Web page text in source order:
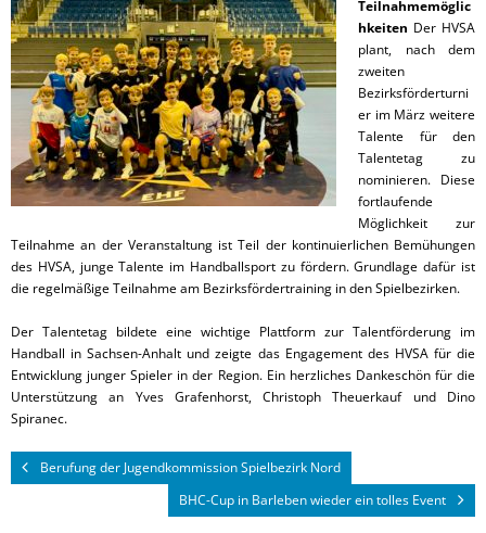
Teilnahmemöglic
hkeiten Der HVSA
plant, nach dem
zweiten
Bezirksförderturni
er im März weitere
Talente für den
Talentetag zu
nominieren. Diese
fortlaufende
Möglichkeit zur
Teilnahme an der Veranstaltung ist Teil der kontinuierlichen Bemühungen
des HVSA, junge Talente im Handballsport zu fördern. Grundlage dafür ist
die regelmäßige Teilnahme am Bezirksfördertraining in den Spielbezirken.
Der Talentetag bildete eine wichtige Plattform zur Talentförderung im
Handball in Sachsen-Anhalt und zeigte das Engagement des HVSA für die
Entwicklung junger Spieler in der Region. Ein herzliches Dankeschön für die
Unterstützung an Yves Grafenhorst, Christoph Theuerkauf und Dino
Spiranec.
Berufung der Jugendkommission Spielbezirk Nord
BHC-Cup in Barleben wieder ein tolles Event